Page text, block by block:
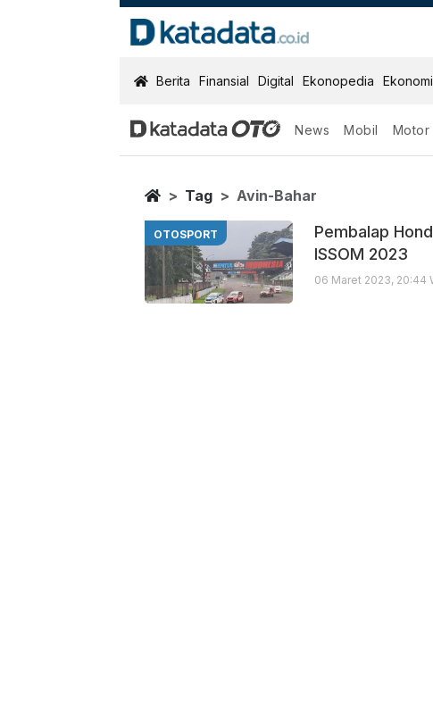
KatadataOTO
Berita Finansial Digital Ekonopedia
News Mobil Motor
Avin Bahar
Berita Terbaru
Home
Tag Avin-Bahar
OTOSPORT
Pembalap
ISSOM 2023
06 Maret 2023, 20:44